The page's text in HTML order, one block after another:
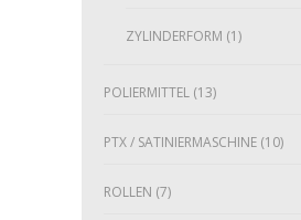
ZYLINDERFORM (1)
POLIERMITTEL (13)
PTX / SATINIERMASCHINE (10)
ROLLEN (7)